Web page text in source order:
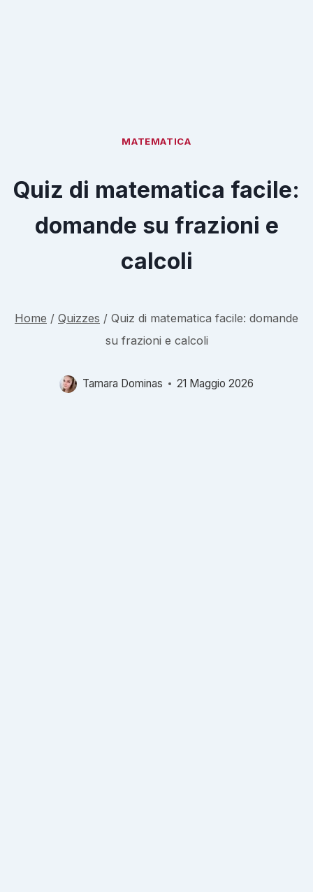
MATEMATICA
Quiz di matematica facile:
domande su frazioni e
calcoli
Home / Quizzes / Quiz di matematica facile: domande
su frazioni e calcoli
Tamara Dominas 21 Maggio 2026